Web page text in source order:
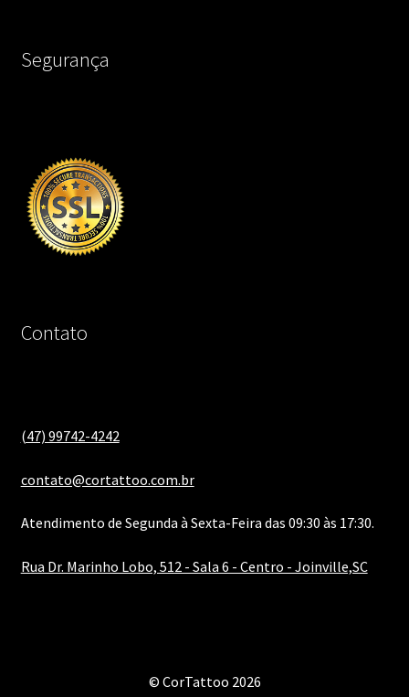
Segurança
Contato
(47) 99742-4242
contato@cortattoo.com.br
Atendimento de Segunda à Sexta-Feira das 09:30 às 17:30.
Rua Dr. Marinho Lobo, 512 - Sala 6 - Centro - Joinville,SC
© CorTattoo 2026